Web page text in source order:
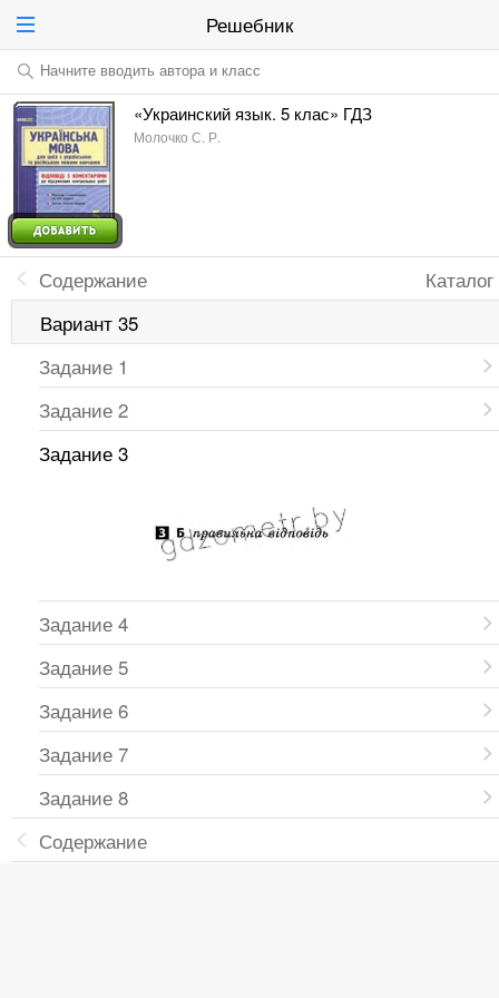
Решебник
Начните вводить автора и класс
«Украинский язык. 5 клас» ГДЗ
Молочко С. Р.
Каталог
Содержание
Вариант 35
Задание 1
Задание 2
Задание 3
Задание 4
Задание 5
Задание 6
Задание 7
Задание 8
Содержание